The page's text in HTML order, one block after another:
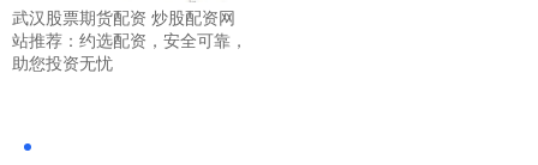
武汉股票期货配资 炒股配资网
站推荐：约选配资，安全可靠，
助您投资无忧